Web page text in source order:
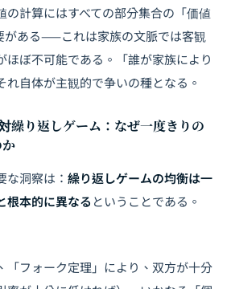
の計算にはすべての部分集合の「価値
がある——これは家族の文脈では客観
ほぼ不可能である。「誰が家族により
れ自体が主観的で争いの種となる。
繰り返しゲーム：なぜ一度きりの
な洞察は： 繰り返しゲームの均衡は一
根本的に異なる ということである。
「フォーク定理」により、双方が十分